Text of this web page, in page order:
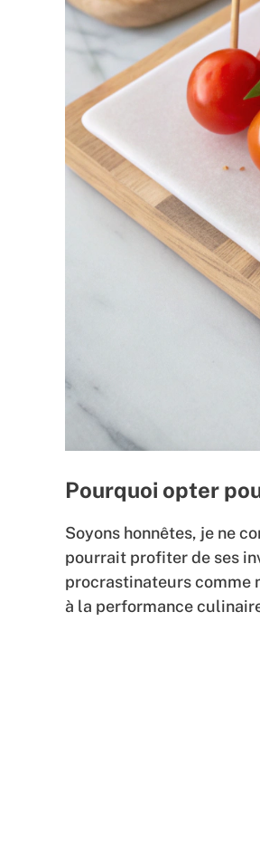
Pourquoi opter
Soyons honnêtes, je ne
pourrait profiter de ses
procrastinateurs comme
à la performance